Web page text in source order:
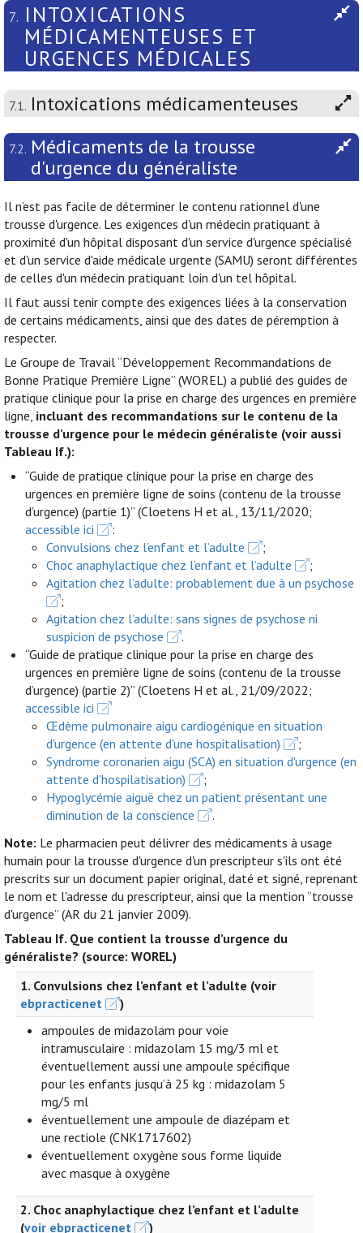
7. INTOXICATIONS
MÉDICAMENTEUSES ET
URGENCES MÉDICALES
7.1. Intoxications médicamenteuses
7.2. Médicaments de la trousse
d'urgence du généraliste
Il n’est pas facile de déterminer le contenu rationnel d'une
trousse d'urgence. Les exigences d'un médecin pratiquant à
proximité d'un hôpital disposant d'un service d'urgence spécialisé
et d'un service d'aide médicale urgente (SAMU) seront différentes
de celles d'un médecin pratiquant loin d'un tel hôpital.
Il faut aussi tenir compte des exigences liées à la conservation
de certains médicaments, ainsi que des dates de péremption à
respecter.
Le Groupe de Travail “Développement Recommandations de
Bonne Pratique Première Ligne” (WOREL) a publié des guides de
pratique clinique pour la prise en charge des urgences en première
ligne, incluant des recommandations sur le contenu de la
trousse d’urgence pour le médecin généraliste (voir aussi
Tableau If.):
“Guide de pratique clinique pour la prise en charge des
urgences en première ligne de soins (contenu de la trousse
d’urgence) (partie 1)” (Cloetens H et al., 13/11/2020;
accessible ici
:
Convulsions chez l’enfant et l’adulte
;
Choc anaphylactique chez l’enfant et l’adulte
;
Agitation chez l’adulte: probablement due à un psychose
;
Agitation chez l’adulte: sans signes de psychose ni
suspicion de psychose
.
“Guide de pratique clinique pour la prise en charge des
urgences en première ligne de soins (contenu de la trousse
d’urgence) (partie 2)” (Cloetens H et al., 21/09/2022;
accessible ici
Œdème pulmonaire aigu cardiogénique en situation
d'urgence (en attente d'une hospitalisation)
;
Syndrome coronarien aigu (SCA) en situation d'urgence (en
attente d'hospilatisation)
;
Hypoglycémie aiguë chez un patient présentant une
diminution de la conscience
.
Note: Le pharmacien peut délivrer des médicaments à usage
humain pour la trousse d'urgence d'un prescripteur s'ils ont été
prescrits sur un document papier original, daté et signé, reprenant
le nom et l'adresse du prescripteur, ainsi que la mention “trousse
d'urgence” (AR du 21 janvier 2009).
Tableau If. Que contient la trousse d’urgence du
généraliste? (source: WOREL)
1. Convulsions chez l’enfant et l’adulte (voir
ebpracticenet
)
ampoules de midazolam pour voie
intramusculaire : midazolam 15 mg/3 ml et
éventuellement aussi une ampoule spécifique
pour les enfants jusqu’à 25 kg : midazolam 5
mg/5 ml
éventuellement une ampoule de diazépam et
une rectiole (CNK1717602)
éventuellement oxygène sous forme liquide
avec masque à oxygène
2. Choc anaphylactique chez l’enfant et l’adulte
(voir ebpracticenet )